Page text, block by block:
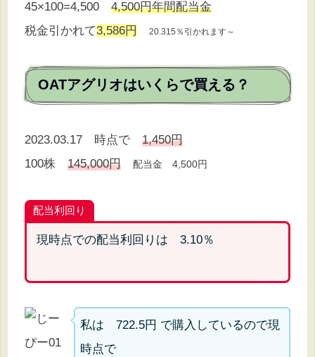
45×100=4,500 4,500円年間配当金
税金引かれて3,586円 20.315％引かれます～
OATアグリオはいくらで買える？
2023.03.17 時点で 1,450円
100株 145,000円 配当金 4,500円
配当利回り
現時点での配当利回りは 3.10％
私は 722.5円 で購入しているので現
時点で